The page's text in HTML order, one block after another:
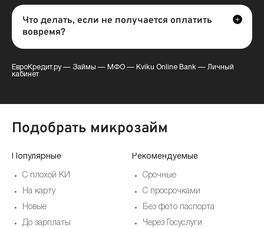
Что делать, если не получается оплатить
вовремя?
ЕвроКредит.ру— Займы — МФО — Kviku Online Bank — Личный
кабинет
Подобрать микрозайм
Популярные
С плохой КИ
На карту
Новые
До зарплаты
Рекомендуемые
Срочные
С просрочками
Без фото паспорта
Через Госуслуги